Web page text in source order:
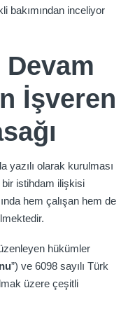
bakımından inceliyor
İşveren
yazılı olarak kurulması
istihdam ilişkisi
hem çalışan hem de
hükümler
”) ve 6098 sayılı Türk
üzere çeşitli